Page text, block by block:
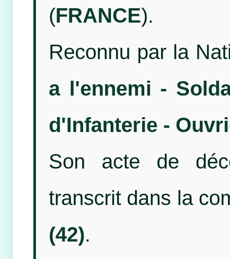
(FRANCE).
Reconnu par la
a l'ennemi -
d'Infanterie -
Son acte de
transcrit dans la
(42).